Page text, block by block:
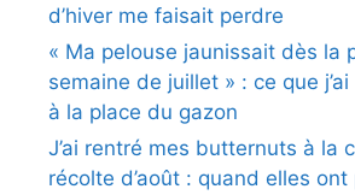
d’hiver me faisait perdre
« Ma pelouse jaunissait dès la
semaine de juillet » : ce que
à la place du gazon
J’ai rentré mes butternuts à la
récolte d’août : quand elles